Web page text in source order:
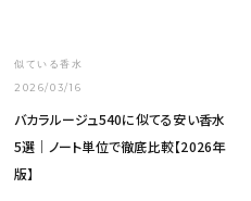
似ている香水
2026/03/16
バカラルージュ540に似てる安い香水
5選｜ノート単位で徹底比較【2026年
版】